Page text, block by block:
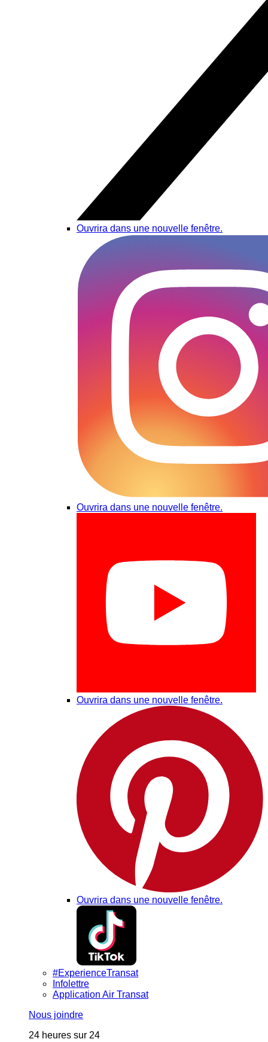
Ouvrira dans une nouvelle fenêtre.
Ouvrira dans une nouvelle fenêtre.
Ouvrira dans une nouvelle fenêtre.
Ouvrira dans une nouvelle fenêtre.
#ExperienceTransat
Infolettre
Application Air Transat
Nous joindre
24 heures sur 24